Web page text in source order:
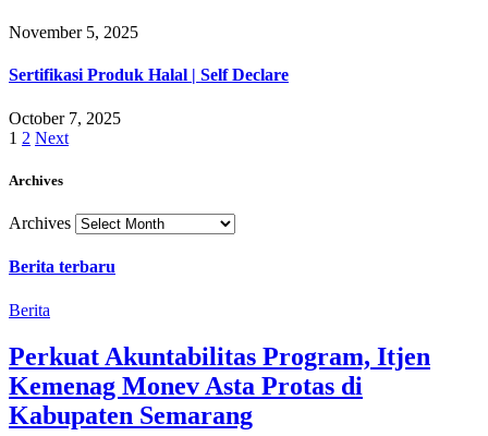
November 5, 2025
Sertifikasi Produk Halal | Self Declare
October 7, 2025
1 2 Next
Archives
Archives
Berita terbaru
Berita
Perkuat Akuntabilitas Program, Itjen
Kemenag Monev Asta Protas di
Kabupaten Semarang